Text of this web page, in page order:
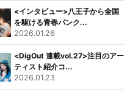
<インタビュー>八王子から全国
を駆ける青春パンク...
2026.01.26
<DigOut 連載vol.27>注目のアー
ティスト紹介コ...
2026.01.23